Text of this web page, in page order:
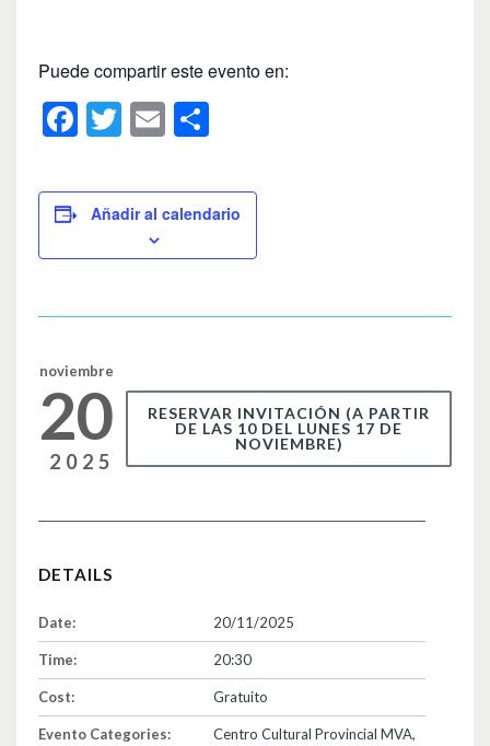
Puede compartir este evento en:
F
c
e
b
o
k
T
tt
er
E
ailm
p
ar
Añadir al calendario
noviembre
20
2025
RESERVAR INVITACIÓN (A PARTIR
DE LAS 10 DEL LUNES 17 DE
NOVIEMBRE)
DETAILS
Date: 20/11/2025
Time: 20:30
Cost: Gratuito
Evento Categories: Centro Cultural Provincial MVA,